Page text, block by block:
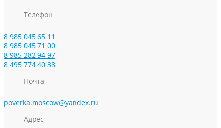
Телефон
8 985 045 65 11
8 985 045 71 00
8 985 282 94 97
8 495 774 40 38
Почта
poverka.moscow@yandex.ru
Адрес